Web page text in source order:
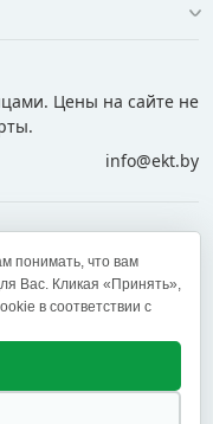
Цены на сайте не
info@ekt.by
Оставить отзыв
понимать, что вам
Вас. Кликая «Принять»,
в соответствии с